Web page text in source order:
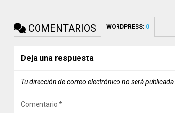
COMENTARIOS WORDPRESS: 0
Deja una respuesta
Tu dirección de correo electrónico no será publicada.
Comentario*